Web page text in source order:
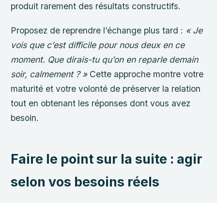
produit rarement des résultats constructifs.
Proposez de reprendre l’échange plus tard : « Je
vois que c’est difficile pour nous deux en ce
moment. Que dirais-tu qu’on en reparle demain
soir, calmement ? »Cette approche montre votre
maturité et votre volonté de préserver la relation
tout en obtenant les réponses dont vous avez
besoin.
Faire le point sur la suite : agir
selon vos besoins réels